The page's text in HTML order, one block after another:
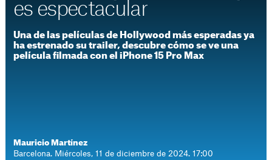
es espectacular
Una de las películas de Hollywood más esperadas ya
ha estrenado su trailer, descubre cómo se ve una
película filmada con el iPhone 15 Pro Max
Mauricio Martínez
Barcelona. Miércoles, 11 de diciembre de 2024. 17:00